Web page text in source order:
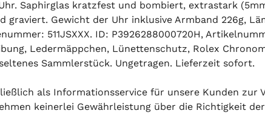
Saphirglas kratzfest und bombiert, extrastark
Gewicht der Uhr inklusive Armband 226g,
511JSXXX. ID: P3926288000720H,
Ledermäppchen, Lünettenschutz, Rolex
Sammlerstück. Ungetragen. Lieferzeit sofort.
als Informationsservice für unsere Kunden
keinerlei Gewährleistung über die Richtigkeit